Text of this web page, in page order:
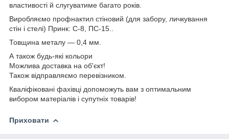
властивості й слугуватиме багато років.
Виробляємо профнактил стіновий (для забору, личкування
стін і стелі) Принк: С-8, ПС-15..
Товщина металу — 0,4 мм.
А також будь-які кольори
Можлива доставка на об'єкт!
Також відправляємо перевізником.
Кваліфіковані фахівці допоможуть вам з оптимальним
вибором матеріалів і супутніх товарів!
Приховати